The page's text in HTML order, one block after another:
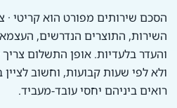
הסכם שירותים מפורט הוא קריטי
השירות, התוצרים הנדרשים,
והעדר בלעדיות. אופן התשלום
ולא לפי שעות קבועות, וחשוב
רואים ביניהם יחסי עובד-מעביד.